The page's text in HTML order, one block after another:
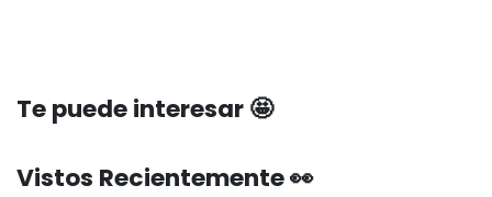
Te puede interesar 🤩
Vistos Recientemente 👀